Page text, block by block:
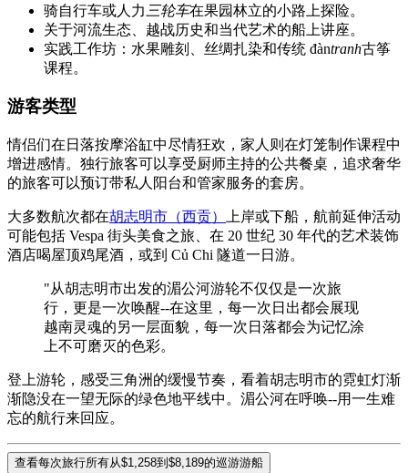
骑自行车或人力 三轮车在果园林立的小路上探险。
关于河流生态、越战历史和当代艺术的船上讲座。
实践工作坊：水果雕刻、丝绸扎染和传统 đàntranh古筝
课程。
游客类型
情侣们在日落按摩浴缸中尽情狂欢，家人则在灯笼制作课程中
增进感情。独行旅客可以享受厨师主持的公共餐桌，追求奢华
的旅客可以预订带私人阳台和管家服务的套房。
大多数航次都在胡志明市（西贡）
上岸或下船，航前延伸活动
可能包括 Vespa 街头美食之旅、在 20 世纪 30 年代的艺术装饰
酒店喝屋顶鸡尾酒，或到 Củ Chi 隧道一日游。
"从胡志明市出发的湄公河游轮不仅仅是一次旅
行，更是一次唤醒--在这里，每一次日出都会展现
越南灵魂的另一层面貌，每一次日落都会为记忆涂
上不可磨灭的色彩。
登上游轮，感受三角洲的缓慢节奏，看着胡志明市的霓虹灯渐
渐隐没在一望无际的绿色地平线中。湄公河在呼唤--用一生难
忘的航行来回应。
查看每次旅行所有从$1,258到$8,189的巡游游船